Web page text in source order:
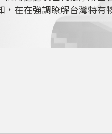
在在強調瞭解台灣特有